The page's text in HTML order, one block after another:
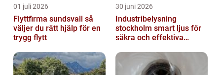
01 juli 2026
Flyttfirma sundsvall så
väljer du rätt hjälp för en
trygg flytt
30 juni 2026
Industribelysning
stockholm smart ljus för
säkra och effektiva